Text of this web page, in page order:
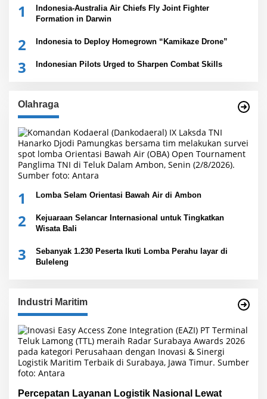
1
Indonesia-Australia Air Chiefs Fly Joint Fighter
Formation in Darwin
2 Indonesia to Deploy Homegrown “Kamikaze Drone”
3 Indonesian Pilots Urged to Sharpen Combat Skills
Olahraga
1 Lomba Selam Orientasi Bawah Air di Ambon
2
Kejuaraan Selancar Internasional untuk Tingkatkan
Wisata Bali
3
Sebanyak 1.230 Peserta Ikuti Lomba Perahu layar di
Buleleng
Industri Maritim
Percepatan Layanan Logistik Nasional Lewat